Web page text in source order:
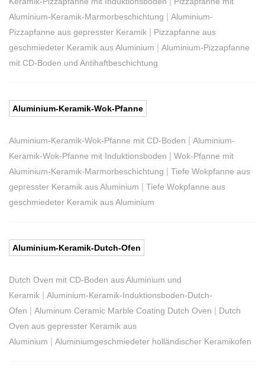
Aluminium-Keramik-Marmorbeschichtung | Aluminium-
Pizzapfanne aus gepresster Keramik | Pizzapfanne aus
geschmiedeter Keramik aus Aluminium | Aluminium-Pizzapfanne
mit CD-Boden und Antihaftbeschichtung
Aluminium-Keramik-Wok-Pfanne
Aluminium-Keramik-Wok-Pfanne mit CD-Boden | Aluminium-
Keramik-Wok-Pfanne mit Induktionsboden | Wok-Pfanne mit
Aluminium-Keramik-Marmorbeschichtung | Tiefe Wokpfanne aus
gepresster Keramik aus Aluminium | Tiefe Wokpfanne aus
geschmiedeter Keramik aus Aluminium
Aluminium-Keramik-Dutch-Ofen
Dutch Oven mit CD-Boden aus Aluminium und
Keramik | Aluminium-Keramik-Induktionsboden-Dutch-
Ofen | Aluminum Ceramic Marble Coating Dutch Oven | Dutch
Oven aus gepresster Keramik aus
Aluminium | Aluminiumgeschmiedeter holländischer Keramikofen